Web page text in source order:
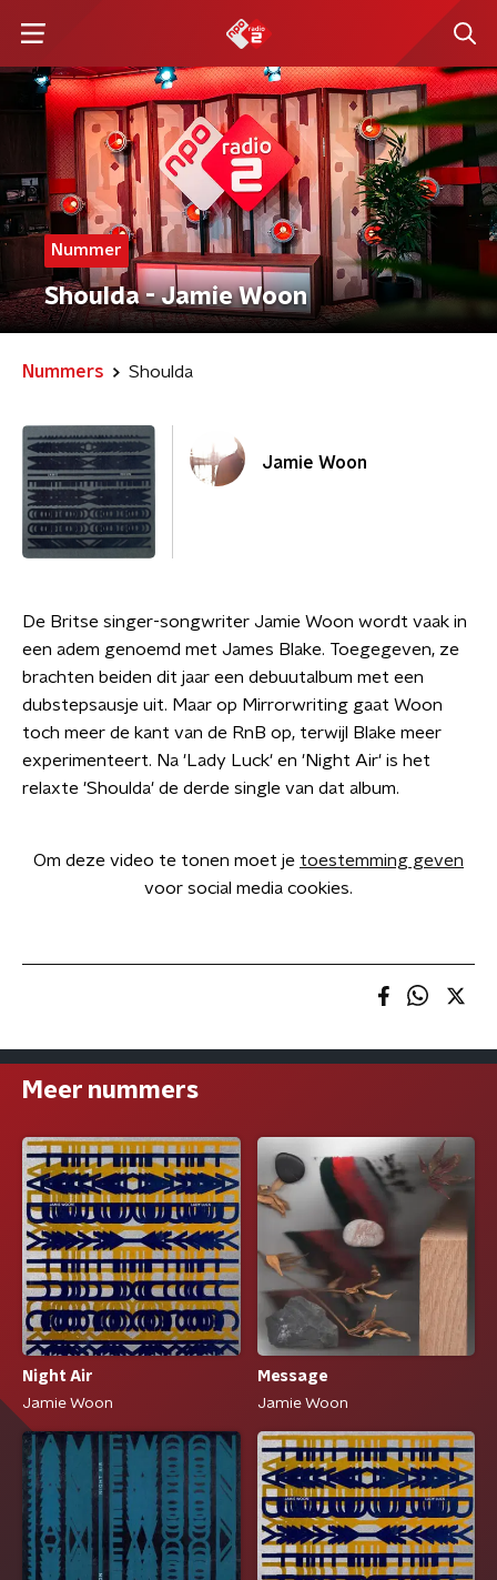
Nummer
Shoulda - Jamie Woon
Nummers Shoulda
Jamie Woon
De Britse singer-songwriter Jamie Woon wordt vaak in
een adem genoemd met James Blake. Toegegeven, ze
brachten beiden dit jaar een debuutalbum met een
dubstepsausje uit. Maar op Mirrorwriting gaat Woon
toch meer de kant van de RnB op, terwijl Blake meer
experimenteert. Na 'Lady Luck' en 'Night Air' is het
relaxte 'Shoulda' de derde single van dat album.
Om deze video te tonen moet je toestemming geven
voor social media cookies.
Meer nummers
Night Air
Jamie Woon
Message
Jamie Woon